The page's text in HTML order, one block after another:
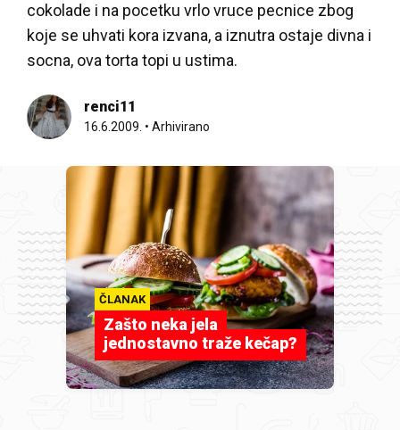
cokolade i na pocetku vrlo vruce pecnice zbog
koje se uhvati kora izvana, a iznutra ostaje divna i
socna, ova torta topi u ustima.
renci11
16.6.2009. • Arhivirano
ČLANAK
Zašto neka jela
jednostavno traže kečap?